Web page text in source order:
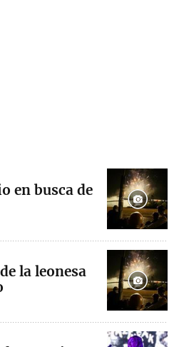
en busca de
la leonesa